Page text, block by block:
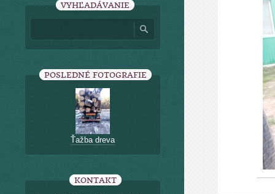
VYHĽADÁVANIE
POSLEDNÉ FOTOGRAFIE
Ťažba dreva
KONTAKT